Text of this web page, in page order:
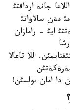
جانة ارداقتئ
مةن سالاؤاتئ
ايئ - رامازان
اللا تاعالا
دا امان بولسئن!